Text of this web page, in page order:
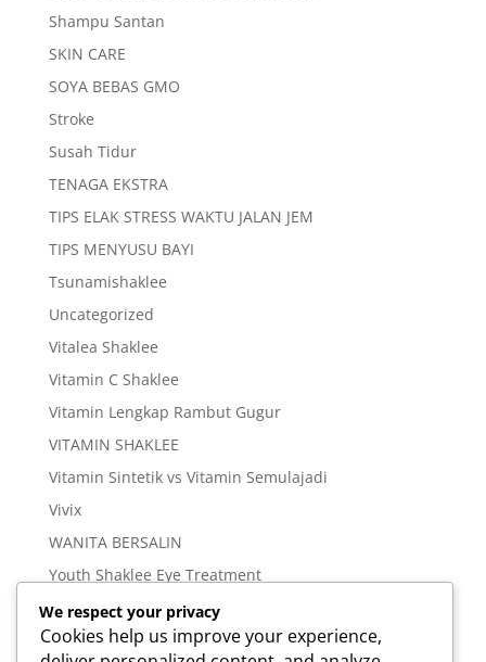
Shampu Santan
SKIN CARE
SOYA BEBAS GMO
Stroke
Susah Tidur
TENAGA EKSTRA
TIPS ELAK STRESS WAKTU JALAN JEM
TIPS MENYUSU BAYI
Tsunamishaklee
Uncategorized
Vitalea Shaklee
Vitamin C Shaklee
Vitamin Lengkap Rambut Gugur
VITAMIN SHAKLEE
Vitamin Sintetik vs Vitamin Semulajadi
Vivix
WANITA BERSALIN
Youth Shaklee Eye Treatment
YOUTH SKIN CARE SERIES
We respect your privacy
Cookies help us improve your experience,